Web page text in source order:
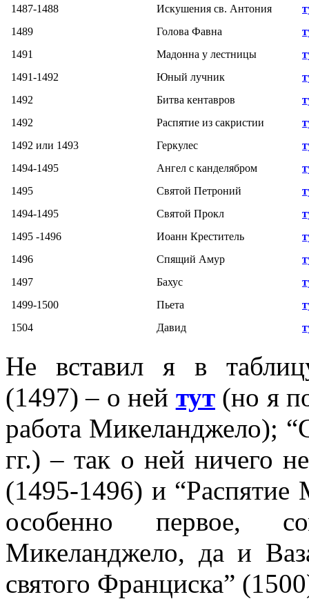
1487-1488 Искушения св. Антония
1489
Голова Фавна
1491
Мадонна у лестницы
1491-1492
Юный лучник
1492
Битва кентавров
1492
Распятие из сакристии
1492 или 1493
Геркулес
1494-1495
Ангел с канделябром
1495
Святой Петроний
1494-1495
Святой Прокл
1495 -1496
Иоанн Креститель
1496
Спящий Амур
1497
Бахус
1499-1500
Пьета
1504
Давид
Не вставил я в
(1497) – о ней тут(но я
работа Микеланджело);
гг.) – так о ней ничего
(1495-1496) и “Распятие
особенно первое,
Микеланджело, да и
святого Франциска”